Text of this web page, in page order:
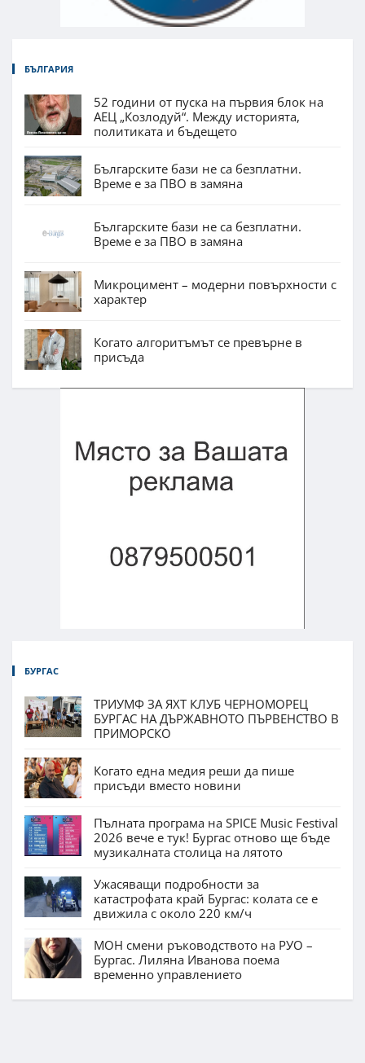
БЪЛГАРИЯ
52 години от пуска на първия блок на
АЕЦ „Козлодуй“. Между историята,
политиката и бъдещето
Българските бази не са безплатни.
Време е за ПВО в замяна
Българските бази не са безплатни.
Време е за ПВО в замяна
Микроцимент – модерни повърхности с
характер
Когато алгоритъмът се превърне в
присъда
БУРГАС
ТРИУМФ ЗА ЯХТ КЛУБ ЧЕРНОМОРЕЦ
БУРГАС НА ДЪРЖАВНОТО ПЪРВЕНСТВО В
ПРИМОРСКО
Когато една медия реши да пише
присъди вместо новини
Пълната програма на SPICE Music Festival
2026 вече е тук! Бургас отново ще бъде
музикалната столица на лятото
Ужасяващи подробности за
катастрофата край Бургас: колата се е
движила с около 220 км/ч
МОН смени ръководството на РУО –
Бургас. Лиляна Иванова поема
временно управлението